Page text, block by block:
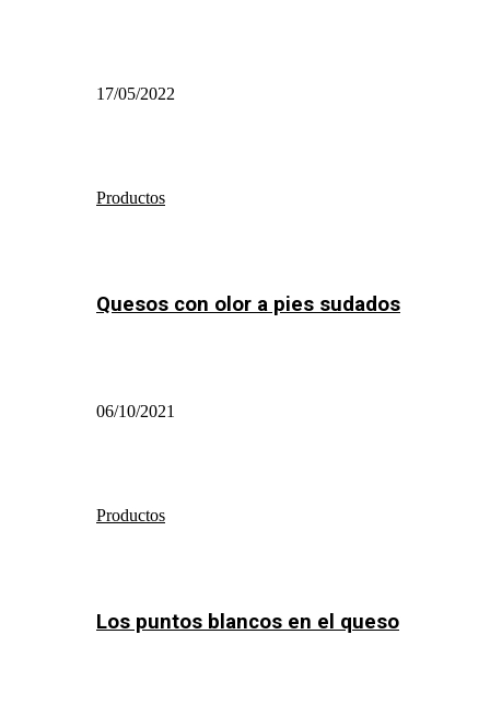
17/05/2022
Productos
Quesos con olor a pies sudados
06/10/2021
Productos
Los puntos blancos en el queso